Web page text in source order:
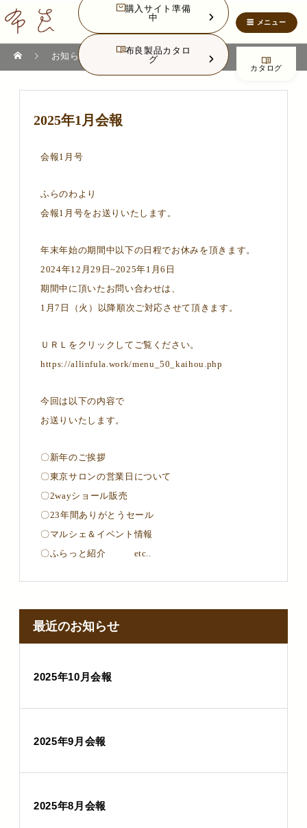
カタログ
購入サイト準備
中
布良製品カタロ
グ
NEWS
お知らせ 2025年1月会報
2025年1月会報
会報1月号
ふらのわより
会報1月号をお送りいたします。
年末年始の期間中以下の日程でお休みを頂きます。
2024年12月29日~2025年1月6日
期間中に頂いたお問い合わせは、
1月7日（火）以降順次ご対応させて頂きます。
ＵＲＬをクリックしてご覧ください。
https://allinfula.work/menu_50_kaihou.php
今回は以下の内容で
お送りいたします。
〇新年のご挨拶
〇東京サロンの営業日について
〇2wayショール販売
〇23年間ありがとうセール
〇マルシェ＆イベント情報
〇ふらっと紹介 etc..
最近のお知らせ
2025年10月会報
2025年9月会報
2025年8月会報